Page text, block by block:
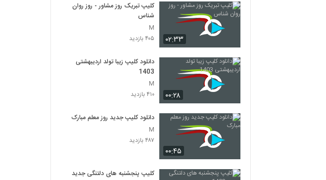
۰۲:۳۳
کلیپ تبریک روز مشاور - روز روان
شناس
M
۴۰۵ بازدید
۰۰:۲۸
دانلود کلیپ زیبا تولد اردیبهشتی
1403
M
۴۱۰ بازدید
۰۰:۴۵
دانلود کلیپ جدید روز معلم مبارک
M
۴۸۷ بازدید
کلیپ پنجشنبه های دلتنگی جدید